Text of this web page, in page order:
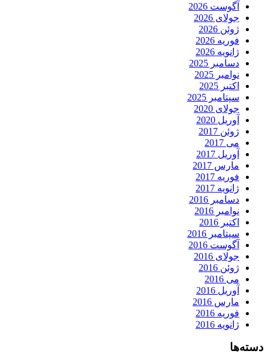
آگوست 2026
جولای 2026
ژوئن 2026
فوریه 2026
ژانویه 2026
دسامبر 2025
نوامبر 2025
اکتبر 2025
سپتامبر 2025
جولای 2020
آوریل 2020
ژوئن 2017
می 2017
آوریل 2017
مارس 2017
فوریه 2017
ژانویه 2017
دسامبر 2016
نوامبر 2016
اکتبر 2016
سپتامبر 2016
آگوست 2016
جولای 2016
ژوئن 2016
می 2016
آوریل 2016
مارس 2016
فوریه 2016
ژانویه 2016
دسته‌ها